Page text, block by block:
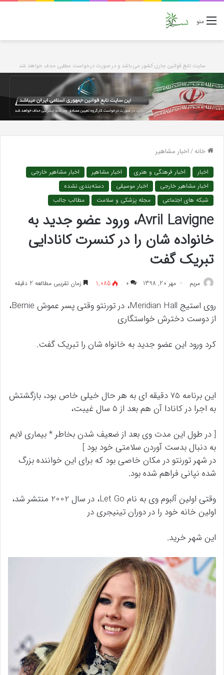
منو
سایت تابع قوانین جاری کشور می باشد و در صورت درخواست مطلبی حذف خواهد شد
خانه/اخبار مشاهیر
اخبار اخبار فرهنگی و هنری اخبار مشاهیر
اخبار مشاهیر خارجی
اخبار مشاهیر خارجی
اخبار موسیقی
دسته‌بندی نشده
شبکه های اجتماعی
مجله پزشکی و سلامت مطالب جالب
Avril Lavigne، ورود عضو جدید به
خانواده شان را در کنسرت کانادایی
تبریک گفت
مريم مهر 20, 1398 ۰ 1,085 زمان تقریبی مطالعه 2 دقیقه
روی استیج Meridian Hall، در تورنتو وقتی پسر عموش Bernie،
از دوست دخترش خواستگاری
کرد ورود این عضو جدید به خانواه شان را تبریک گفت.
این برنامه 75 دقیقه ای به هر حال خیلی خاص بود، بازگشتش
به اجرا در کانادا آن هم بعد از 5 سال غیبت،
[ در طول این مدت وی بعد از ضعیف شدن بخاطر * بیماری لایم
به دنبال بدست آوردن سلامتی خود بود ]
در شهر تورنتو در مکان خاصی بود که برای این خواننده بزرگ
شده نپانی فراهم شده بود.
وقتی اولین آلبوم وی به نام Let Go، در سال 2002 منتشر شد،
اولین خانه خود را در دوران تینیجری در
این شهر خرید.